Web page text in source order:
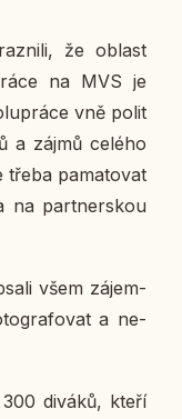
že oblast
na MVS je
vně po­li­t
a zájmů celého
třeba pa­ma­to­vat
na part­ner­skou
všem zá­jem­
a ne­
diváků, kteří